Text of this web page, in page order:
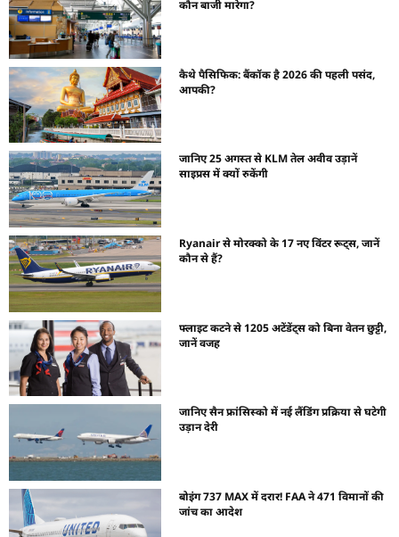
कौन बाजी मारेगा?
कैथे पैसिफिक: बैंकॉक है 2026 की पहली पसंद,
आपकी?
जानिए 25 अगस्त से KLM तेल अवीव उड़ानें
साइप्रस में क्यों रुकेंगी
Ryanair से मोरक्को के 17 नए विंटर रूट्स, जानें
कौन से हैं?
फ्लाइट कटने से 1205 अटेंडेंट्स को बिना वेतन छुट्टी,
जानें वजह
जानिए सैन फ्रांसिस्को में नई लैंडिंग प्रक्रिया से घटेगी
उड़ान देरी
बोइंग 737 MAX में दरार! FAA ने 471 विमानों की
जांच का आदेश